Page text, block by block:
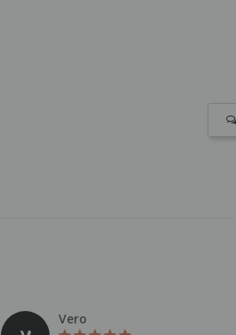
Vero